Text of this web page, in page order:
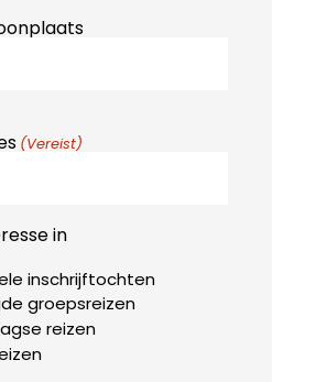
(Vereist)
in
inschrijftochten
groepsreizen
reizen